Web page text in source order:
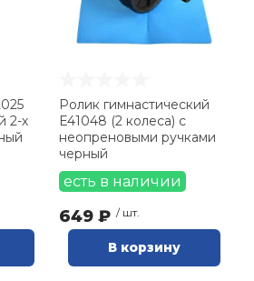
2-х
Ролик гимнастический
E41048 (2 колеса) с
неопреновыми ручками
черный
есть в наличии
649 ₽ / шт.
В корзину